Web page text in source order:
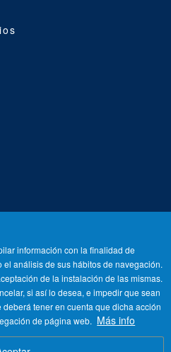
SPANISH ENGLISH
información con la finalidad de
análisis de sus hábitos de navegación.
de la instalación de las mismas.
si así lo desea, e impedir que sean
tener en cuenta que dicha acción
de página web. Más info